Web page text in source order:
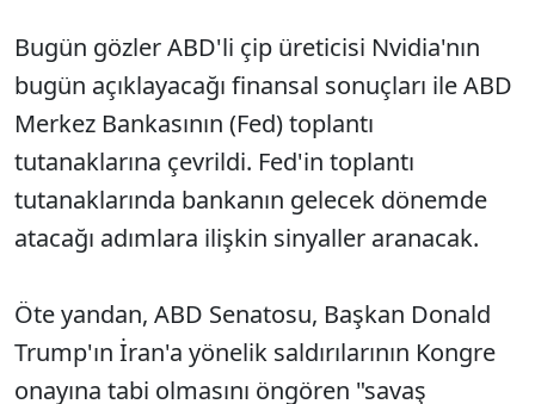
Bugün gözler ABD'li çip üreticisi Nvidia'nın
bugün açıklayacağı finansal sonuçları ile ABD
Merkez Bankasının (Fed) toplantı
tutanaklarına çevrildi. Fed'in toplantı
tutanaklarında bankanın gelecek dönemde
atacağı adımlara ilişkin sinyaller aranacak.
Öte yandan, ABD Senatosu, Başkan Donald
Trump'ın İran'a yönelik saldırılarının Kongre
onayına tabi olmasını öngören "savaş